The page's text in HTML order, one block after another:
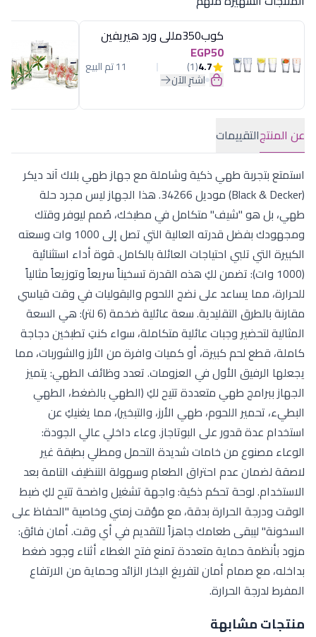
كوب350مللى ورد هيريفين
EGP50
4.7
(1) 11 تم البيع
اشترِ الآن
عن المنتجالتقييمات
استمتع بتجربة طهي ذكية وشاملة مع جهاز طهي بلاك آند ديكر
(Black & Decker) موديل 34266. هذا الجهاز ليس مجرد حلة
طهي، بل هو "شيف" متكامل في مطبخك، صُمم ليوفر وقتك
ومجهودك بفضل قدرته العالية التي تصل إلى 1000 وات وسعته
الكبيرة التي تلبي احتياجات العائلة بالكامل. قوة أداء استثنائية
(1000 وات): تضمن لكِ هذه القدرة تسخيناً سريعاً وتوزيعاً مثالياً
للحرارة، مما يساعد على نضج اللحوم والبقوليات في وقت قياسي
مقارنة بالطرق التقليدية. سعة عائلية ضخمة (6 لتر): هي السعة
المثالية لتحضير وجبات عائلية متكاملة، سواء كنتِ تطبخين دجاجة
كاملة، قطع لحم كبيرة، أو كميات وافرة من الأرز والشوربات، مما
يجعلها الرفيق الأول في العزومات. تعدد وظائف الطهي: يتميز
الجهاز ببرامج طهي متعددة تتيح لكِ (الطهي بالضغط، الطهي
البطيء، تحمير اللحوم، طهي الأرز، والتبخير)، مما يغنيكِ عن
استخدام عدة قدور على البوتاجاز. وعاء داخلي عالي الجودة:
الوعاء مصنوع من خامات شديدة التحمل ومطلي بطبقة غير
لاصقة لضمان عدم احتراق الطعام وسهولة التنظيف التامة بعد
الاستخدام. لوحة تحكم ذكية: واجهة تشغيل واضحة تتيح لكِ ضبط
الوقت ودرجة الحرارة بدقة، مع مؤقت زمني وخاصية "الحفاظ على
السخونة" ليبقى طعامك جاهزاً للتقديم في أي وقت. أمان فائق:
مزود بأنظمة حماية متعددة تمنع فتح الغطاء أثناء وجود ضغط
بداخله، مع صمام أمان لتفريغ البخار الزائد وحماية من الارتفاع
المفرط لدرجة الحرارة.
منتجات مشابهة